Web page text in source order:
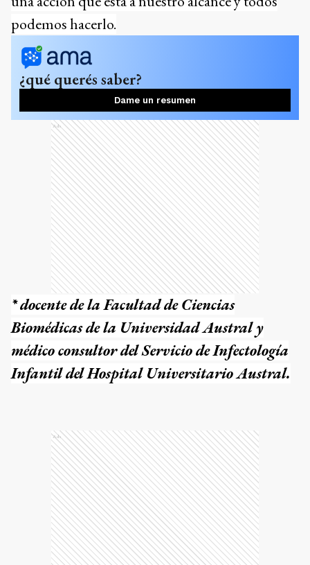
podemos hacerlo.
¿qué querés saber?
Dame un resumen
Ads
* docente de la Facultad de Ciencias
Biomédicas de la Universidad Austral y
médico consultor del Servicio de Infectología
Infantil del Hospital Universitario Austral.
Ads